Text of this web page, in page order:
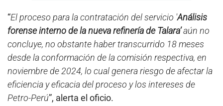
“El proceso para la contratación del servicio 'Análisis
forense interno de la nueva refinería de Talara’aún no
concluye, no obstante haber transcurrido 18 meses
desde la conformación de la comisión respectiva, en
noviembre de 2024, lo cual genera riesgo de afectar la
eficiencia y eficacia del proceso y los intereses de
Petro-Perú”, alerta el oficio.